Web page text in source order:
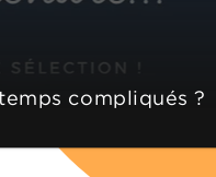
compliqués ?